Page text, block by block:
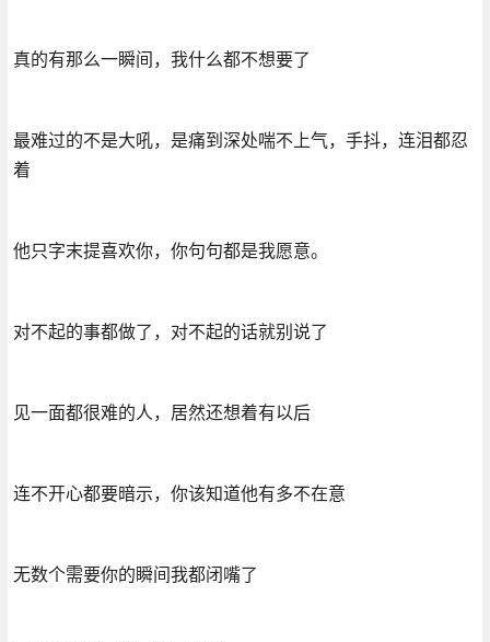
真的有那么一瞬间，我什么都不想要了
最难过的不是大吼，是痛到深处喘不上气，手抖，连泪都忍
着
他只字末提喜欢你，你句句都是我愿意。
对不起的事都做了，对不起的话就别说了
见一面都很难的人，居然还想着有以后
连不开心都要暗示，你该知道他有多不在意
无数个需要你的瞬间我都闭嘴了